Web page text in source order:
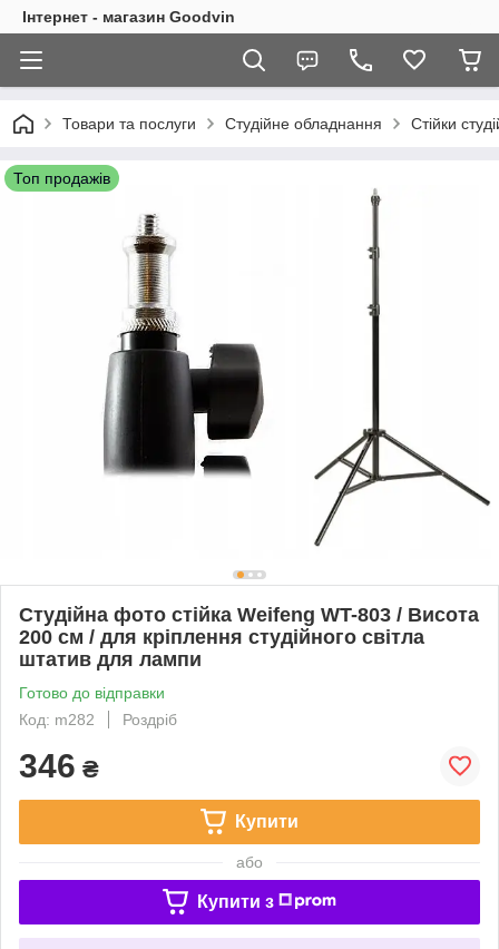
Інтернет - магазин Goodvin
Товари та послуги Студійне обладнання Стійки
Топ продажів
Студійна фото стійка Weifeng WT-803 / Висота
200 см / для кріплення студійного світла
штатив для лампи
Готово до відправки
Код: m282
Роздріб
346 ₴
Купити
або
Купити з